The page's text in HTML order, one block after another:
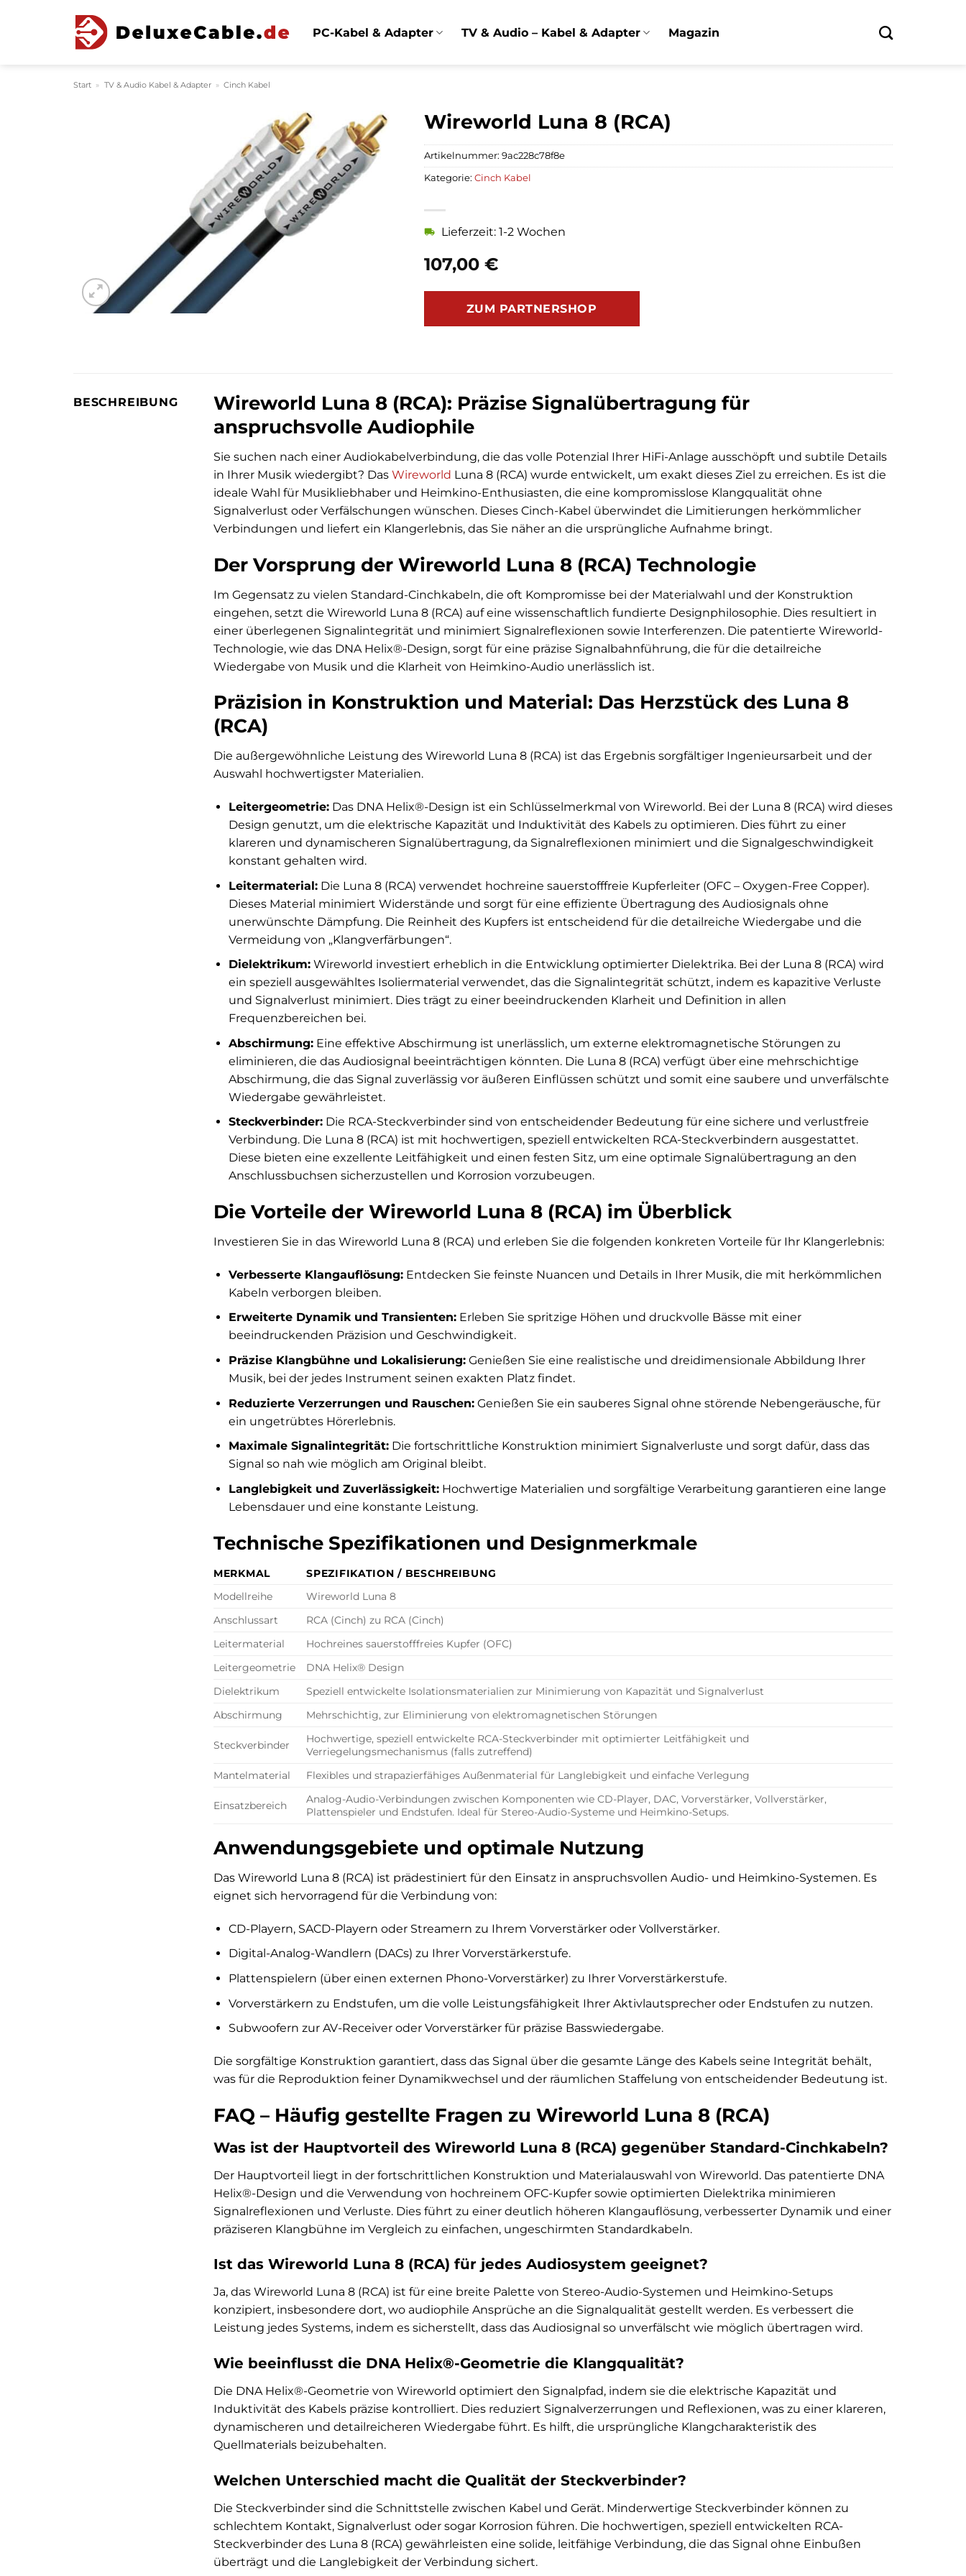
PC-Kabel & Adapter TV & Audio – Kabel & Adapter Magazin
Start » TV & Audio Kabel & Adapter » Cinch Kabel
Wireworld Luna 8 (RCA)
107,00 €
Lieferzeit: 1-2 Wochen
ZUM PARTNERSHOP
Artikelnummer: 9ac228c78f8e
Kategorie: Cinch Kabel
BESCHREIBUNG
Wireworld Luna 8 (RCA): Präzise Signalübertragung für
anspruchsvolle Audiophile
Sie suchen nach einer Audiokabelverbindung, die das volle Potenzial Ihrer HiFi-Anlage ausschöpft und subtile Details
in Ihrer Musik wiedergibt? Das Wireworld Luna 8 (RCA) wurde entwickelt, um exakt dieses Ziel zu erreichen. Es ist die
ideale Wahl für Musikliebhaber und Heimkino-Enthusiasten, die eine kompromisslose Klangqualität ohne
Signalverlust oder Verfälschungen wünschen. Dieses Cinch-Kabel überwindet die Limitierungen herkömmlicher
Verbindungen und liefert ein Klangerlebnis, das Sie näher an die ursprüngliche Aufnahme bringt.
Der Vorsprung der Wireworld Luna 8 (RCA) Technologie
Im Gegensatz zu vielen Standard-Cinchkabeln, die oft Kompromisse bei der Materialwahl und der Konstruktion
eingehen, setzt die Wireworld Luna 8 (RCA) auf eine wissenschaftlich fundierte Designphilosophie. Dies resultiert in
einer überlegenen Signalintegrität und minimiert Signalreflexionen sowie Interferenzen. Die patentierte Wireworld-
Technologie, wie das DNA Helix®-Design, sorgt für eine präzise Signalbahnführung, die für die detailreiche
Wiedergabe von Musik und die Klarheit von Heimkino-Audio unerlässlich ist.
Präzision in Konstruktion und Material: Das Herzstück des Luna 8
(RCA)
Die außergewöhnliche Leistung des Wireworld Luna 8 (RCA) ist das Ergebnis sorgfältiger Ingenieursarbeit und der
Auswahl hochwertigster Materialien.
Leitergeometrie:Das DNA Helix®-Design ist ein Schlüsselmerkmal von Wireworld. Bei der Luna 8 (RCA) wird dieses
Design genutzt, um die elektrische Kapazität und Induktivität des Kabels zu optimieren. Dies führt zu einer
klareren und dynamischeren Signalübertragung, da Signalreflexionen minimiert und die Signalgeschwindigkeit
konstant gehalten wird.
Leitermaterial:Die Luna 8 (RCA) verwendet hochreine sauerstofffreie Kupferleiter (OFC – Oxygen-Free Copper).
Dieses Material minimiert Widerstände und sorgt für eine effiziente Übertragung des Audiosignals ohne
unerwünschte Dämpfung. Die Reinheit des Kupfers ist entscheidend für die detailreiche Wiedergabe und die
Vermeidung von „Klangverfärbungen“.
Dielektrikum:Wireworld investiert erheblich in die Entwicklung optimierter Dielektrika. Bei der Luna 8 (RCA) wird
ein speziell ausgewähltes Isoliermaterial verwendet, das die Signalintegrität schützt, indem es kapazitive Verluste
und Signalverlust minimiert. Dies trägt zu einer beeindruckenden Klarheit und Definition in allen
Frequenzbereichen bei.
Abschirmung:Eine effektive Abschirmung ist unerlässlich, um externe elektromagnetische Störungen zu
eliminieren, die das Audiosignal beeinträchtigen könnten. Die Luna 8 (RCA) verfügt über eine mehrschichtige
Abschirmung, die das Signal zuverlässig vor äußeren Einflüssen schützt und somit eine saubere und unverfälschte
Wiedergabe gewährleistet.
Steckverbinder:Die RCA-Steckverbinder sind von entscheidender Bedeutung für eine sichere und verlustfreie
Verbindung. Die Luna 8 (RCA) ist mit hochwertigen, speziell entwickelten RCA-Steckverbindern ausgestattet.
Diese bieten eine exzellente Leitfähigkeit und einen festen Sitz, um eine optimale Signalübertragung an den
Anschlussbuchsen sicherzustellen und Korrosion vorzubeugen.
Die Vorteile der Wireworld Luna 8 (RCA) im Überblick
Investieren Sie in das Wireworld Luna 8 (RCA) und erleben Sie die folgenden konkreten Vorteile für Ihr Klangerlebnis:
Verbesserte Klangauflösung:Entdecken Sie feinste Nuancen und Details in Ihrer Musik, die mit herkömmlichen
Kabeln verborgen bleiben.
Erweiterte Dynamik und Transienten:Erleben Sie spritzige Höhen und druckvolle Bässe mit einer
beeindruckenden Präzision und Geschwindigkeit.
Präzise Klangbühne und Lokalisierung:Genießen Sie eine realistische und dreidimensionale Abbildung Ihrer
Musik, bei der jedes Instrument seinen exakten Platz findet.
Reduzierte Verzerrungen und Rauschen:Genießen Sie ein sauberes Signal ohne störende Nebengeräusche, für
ein ungetrübtes Hörerlebnis.
Maximale Signalintegrität:Die fortschrittliche Konstruktion minimiert Signalverluste und sorgt dafür, dass das
Signal so nah wie möglich am Original bleibt.
Langlebigkeit und Zuverlässigkeit:Hochwertige Materialien und sorgfältige Verarbeitung garantieren eine lange
Lebensdauer und eine konstante Leistung.
Technische Spezifikationen und Designmerkmale
MERKMAL
SPEZIFIKATION / BESCHREIBUNG
Modellreihe
Wireworld Luna 8
Anschlussart
RCA (Cinch) zu RCA (Cinch)
Leitermaterial
Hochreines sauerstofffreies Kupfer (OFC)
Leitergeometrie
DNA Helix® Design
Dielektrikum
Speziell entwickelte Isolationsmaterialien zur Minimierung von Kapazität und Signalverlust
Abschirmung
Mehrschichtig, zur Eliminierung von elektromagnetischen Störungen
Steckverbinder
Hochwertige, speziell entwickelte RCA-Steckverbinder mit optimierter Leitfähigkeit und
Verriegelungsmechanismus (falls zutreffend)
Mantelmaterial
Flexibles und strapazierfähiges Außenmaterial für Langlebigkeit und einfache Verlegung
Einsatzbereich
Analog-Audio-Verbindungen zwischen Komponenten wie CD-Player, DAC, Vorverstärker, Vollverstärker,
Plattenspieler und Endstufen. Ideal für Stereo-Audio-Systeme und Heimkino-Setups.
Anwendungsgebiete und optimale Nutzung
Das Wireworld Luna 8 (RCA) ist prädestiniert für den Einsatz in anspruchsvollen Audio- und Heimkino-Systemen. Es
eignet sich hervorragend für die Verbindung von:
CD-Playern, SACD-Playern oder Streamern zu Ihrem Vorverstärker oder Vollverstärker.
Digital-Analog-Wandlern (DACs) zu Ihrer Vorverstärkerstufe.
Plattenspielern (über einen externen Phono-Vorverstärker) zu Ihrer Vorverstärkerstufe.
Vorverstärkern zu Endstufen, um die volle Leistungsfähigkeit Ihrer Aktivlautsprecher oder Endstufen zu nutzen.
Subwoofern zur AV-Receiver oder Vorverstärker für präzise Basswiedergabe.
Die sorgfältige Konstruktion garantiert, dass das Signal über die gesamte Länge des Kabels seine Integrität behält,
was für die Reproduktion feiner Dynamikwechsel und der räumlichen Staffelung von entscheidender Bedeutung ist.
FAQ – Häufig gestellte Fragen zu Wireworld Luna 8 (RCA)
Was ist der Hauptvorteil des Wireworld Luna 8 (RCA) gegenüber Standard-Cinchkabeln?
Der Hauptvorteil liegt in der fortschrittlichen Konstruktion und Materialauswahl von Wireworld. Das patentierte DNA
Helix®-Design und die Verwendung von hochreinem OFC-Kupfer sowie optimierten Dielektrika minimieren
Signalreflexionen und Verluste. Dies führt zu einer deutlich höheren Klangauflösung, verbesserter Dynamik und einer
präziseren Klangbühne im Vergleich zu einfachen, ungeschirmten Standardkabeln.
Ist das Wireworld Luna 8 (RCA) für jedes Audiosystem geeignet?
Ja, das Wireworld Luna 8 (RCA) ist für eine breite Palette von Stereo-Audio-Systemen und Heimkino-Setups
konzipiert, insbesondere dort, wo audiophile Ansprüche an die Signalqualität gestellt werden. Es verbessert die
Leistung jedes Systems, indem es sicherstellt, dass das Audiosignal so unverfälscht wie möglich übertragen wird.
Wie beeinflusst die DNA Helix®-Geometrie die Klangqualität?
Die DNA Helix®-Geometrie von Wireworld optimiert den Signalpfad, indem sie die elektrische Kapazität und
Induktivität des Kabels präzise kontrolliert. Dies reduziert Signalverzerrungen und Reflexionen, was zu einer klareren,
dynamischeren und detailreicheren Wiedergabe führt. Es hilft, die ursprüngliche Klangcharakteristik des
Quellmaterials beizubehalten.
Welchen Unterschied macht die Qualität der Steckverbinder?
Die Steckverbinder sind die Schnittstelle zwischen Kabel und Gerät. Minderwertige Steckverbinder können zu
schlechtem Kontakt, Signalverlust oder sogar Korrosion führen. Die hochwertigen, speziell entwickelten RCA-
Steckverbinder des Luna 8 (RCA) gewährleisten eine solide, leitfähige Verbindung, die das Signal ohne Einbußen
überträgt und die Langlebigkeit der Verbindung sichert.